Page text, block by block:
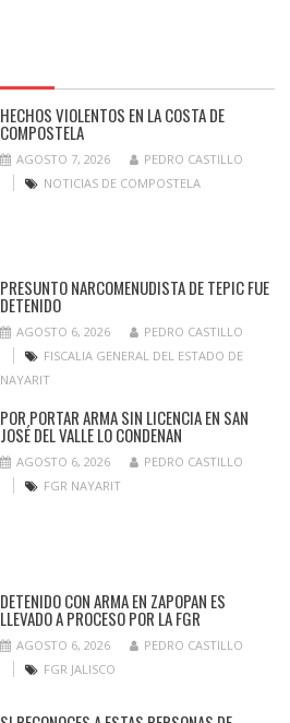
HECHOS VIOLENTOS EN LA COSTA DE
COMPOSTELA
AGOSTO 7, 2026
PEDRO CASTILLO
NOTICIAS DE COMPOSTELA
PRESUNTO NARCOMENUDISTA DE TEPIC FUE
DETENIDO
AGOSTO 6, 2026
PEDRO CASTILLO
FISCALIA GENERAL DEL ESTADO DE
NAYARIT
POR PORTAR ARMA SIN LICENCIA EN SAN
JOSÉ DEL VALLE LO CONDENAN
AGOSTO 6, 2026
PEDRO CASTILLO
FGR NAYARIT
DETENIDO CON ARMA EN ZAPOPAN ES
LLEVADO A PROCESO POR LA FGR
AGOSTO 6, 2026
PEDRO CASTILLO
FGR JALISCO